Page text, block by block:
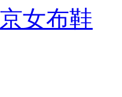
女布鞋